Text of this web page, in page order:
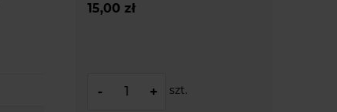
15,00 zł
- + szt.